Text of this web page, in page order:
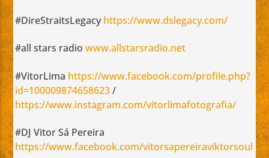
#DireStraitsLegacy https://www.dslegacy.com/
#all stars radiowww.allstarsradio.net
#VitorLima https://www.facebook.com/profile.php?
id=100009874658623/
https://www.instagram.com/vitorlimafotografia/
#DJ Vitor Sá Pereira
https://www.facebook.com/vitorsapereiraviktorsoul